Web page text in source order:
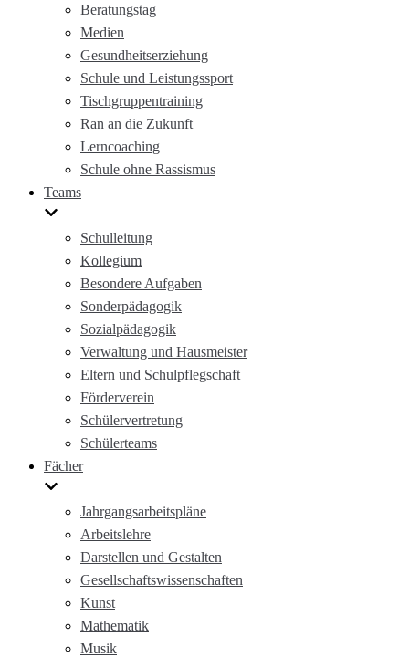
Beratungstag
Medien
Gesundheitserziehung
Schule und Leistungssport
Tischgruppentraining
Ran an die Zukunft
Lerncoaching
Schule ohne Rassismus
Teams
Schulleitung
Kollegium
Besondere Aufgaben
Sonderpädagogik
Sozialpädagogik
Verwaltung und Hausmeister
Eltern und Schulpflegschaft
Förderverein
Schülervertretung
Schülerteams
Fächer
Jahrgangsarbeitspläne
Arbeitslehre
Darstellen und Gestalten
Gesellschaftswissenschaften
Kunst
Mathematik
Musik